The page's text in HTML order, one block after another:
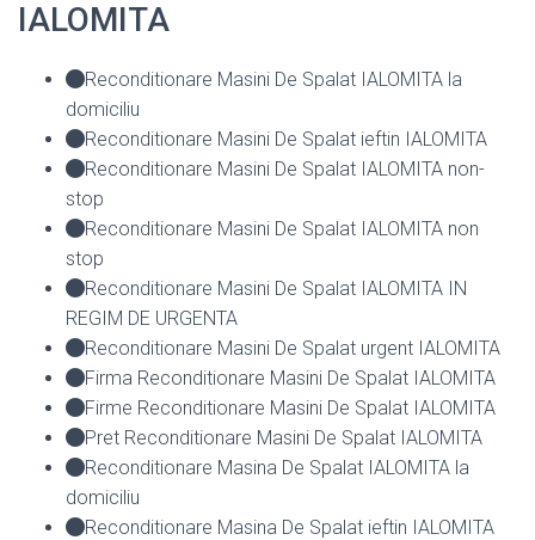
IALOMITA
Reconditionare Masini De Spalat IALOMITA la
domiciliu
Reconditionare Masini De Spalat ieftin IALOMITA
Reconditionare Masini De Spalat IALOMITA non-
stop
Reconditionare Masini De Spalat IALOMITA non
stop
Reconditionare Masini De Spalat IALOMITA IN
REGIM DE URGENTA
Reconditionare Masini De Spalat urgent IALOMITA
Firma Reconditionare Masini De Spalat IALOMITA
Firme Reconditionare Masini De Spalat IALOMITA
Pret Reconditionare Masini De Spalat IALOMITA
Reconditionare Masina De Spalat IALOMITA la
domiciliu
Reconditionare Masina De Spalat ieftin IALOMITA